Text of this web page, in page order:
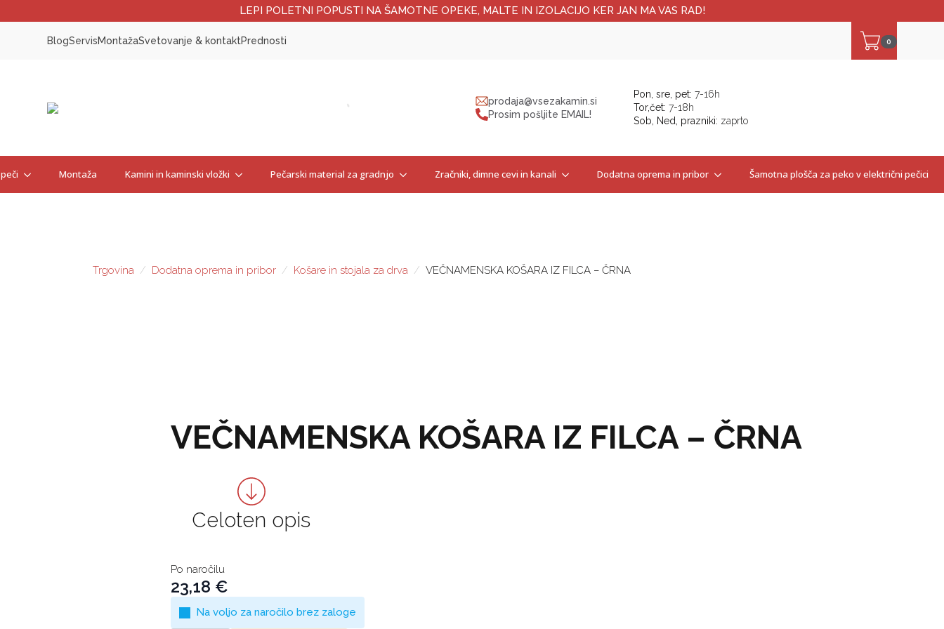
LEPI POLETNI POPUSTI NA ŠAMOTNE OPEKE, MALTE IN IZOLACIJO KER JAN MA VAS RAD!
BlogServisMontažaSvetovanje & kontaktPrednosti 0
prodaja@vsezakamin.si
Prosim pošljite EMAIL!
Pon, sre, pet: 7-16h
Tor,čet: 7-18h
Sob, Ned, prazniki: zaprto
Montaža Kamini in kaminski vložki Pečarski material za gradnjo Zračniki, dimne cevi in kanali Dodatna oprema in pribor Šamotna plošča za peko v električni pečici
Trgovina Dodatna oprema in pribor Košare in stojala za drva VEČNAMENSKA KOŠARA IZ FILCA – ČRNA
VEČNAMENSKA KOŠARA IZ FILCA – ČRNA
Celoten opis
Po naročilu
23,18 €
Na voljo za naročilo brez zaloge